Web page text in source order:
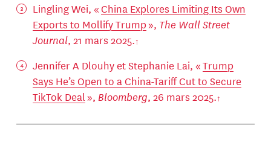
Lingling Wei, «China Explores Limiting Its Own
Exports to Mollify Trump», The Wall Street
Journal, 21 mars 2025.
Jennifer A Dlouhy et Stephanie Lai, «Trump
Says He’s Open to a China-Tariff Cut to Secure
TikTok Deal », Bloomberg, 26 mars 2025.